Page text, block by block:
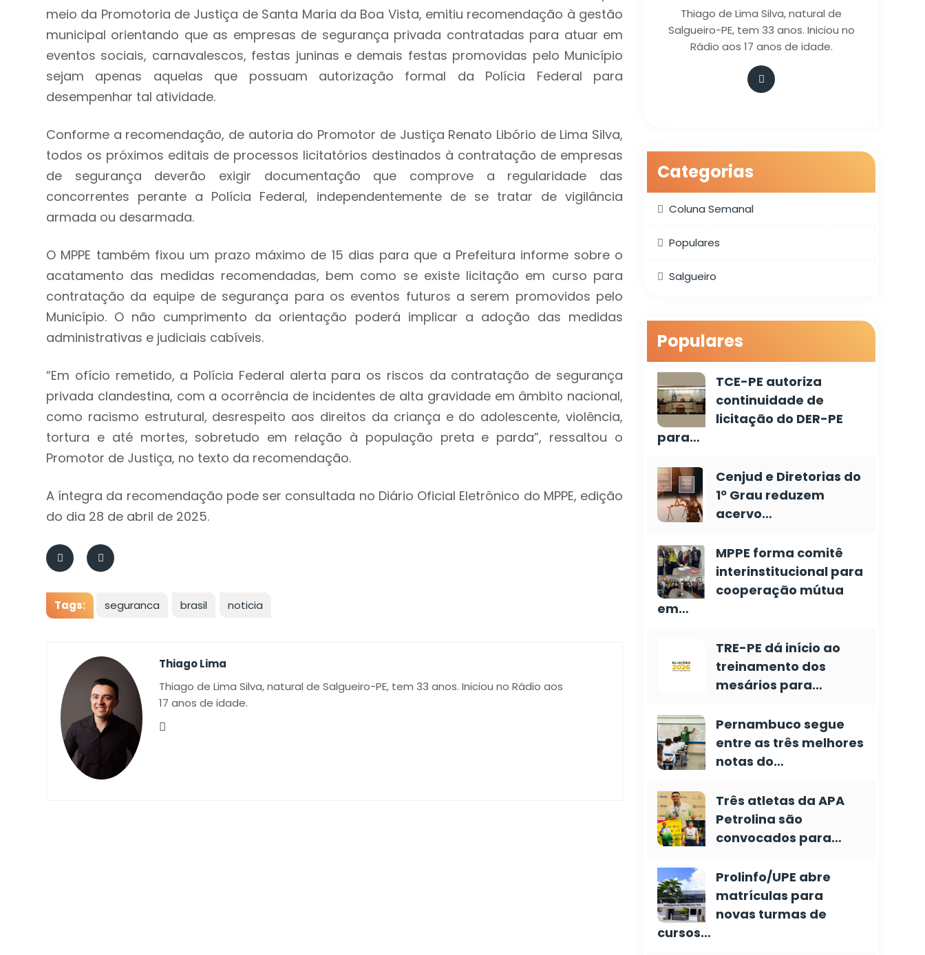
meio da Promotoria de Justiça de Santa Maria da Boa Vista, emitiu recomendação à gestão
municipal orientando que as empresas de segurança privada contratadas para atuar em
eventos sociais, carnavalescos, festas juninas e demais festas promovidas pelo Município
sejam apenas aquelas que possuam autorização formal da Polícia Federal para
desempenhar tal atividade.
Conforme a recomendação, de autoria do Promotor de Justiça Renato Libório de Lima Silva,
todos os próximos editais de processos licitatórios destinados à contratação de empresas
de segurança deverão exigir documentação que comprove a regularidade das
concorrentes perante a Polícia Federal, independentemente de se tratar de vigilância
armada ou desarmada.
O MPPE também fixou um prazo máximo de 15 dias para que a Prefeitura informe sobre o
acatamento das medidas recomendadas, bem como se existe licitação em curso para
contratação da equipe de segurança para os eventos futuros a serem promovidos pelo
Município. O não cumprimento da orientação poderá implicar a adoção das medidas
administrativas e judiciais cabíveis.
“Em ofício remetido, a Polícia Federal alerta para os riscos da contratação de segurança
privada clandestina, com a ocorrência de incidentes de alta gravidade em âmbito nacional,
como racismo estrutural, desrespeito aos direitos da criança e do adolescente, violência,
tortura e até mortes, sobretudo em relação à população preta e parda”, ressaltou o
Promotor de Justiça, no texto da recomendação.
A íntegra da recomendação pode ser consultada no Diário Oficial Eletrônico do MPPE, edição
do dia 28 de abril de 2025.
Tags: seguranca brasil noticia
Thiago Lima
Thiago de Lima Silva, natural de Salgueiro-PE, tem 33 anos. Iniciou no Rádio aos
17 anos de idade.
Thiago de Lima Silva, natural de
Salgueiro-PE, tem 33 anos. Iniciou no
Rádio aos 17 anos de idade.
Categorias
Coluna Semanal
Populares
Salgueiro
Populares
TCE-PE autoriza
continuidade de
licitação do DER-PE
para…
Cenjud e Diretorias do
1º Grau reduzem
acervo…
MPPE forma comitê
interinstitucional para
cooperação mútua
em…
TRE-PE dá início ao
treinamento dos
mesários para…
Pernambuco segue
entre as três melhores
notas do…
Três atletas da APA
Petrolina são
convocados para…
Prolinfo/UPE abre
matrículas para
novas turmas de
cursos…